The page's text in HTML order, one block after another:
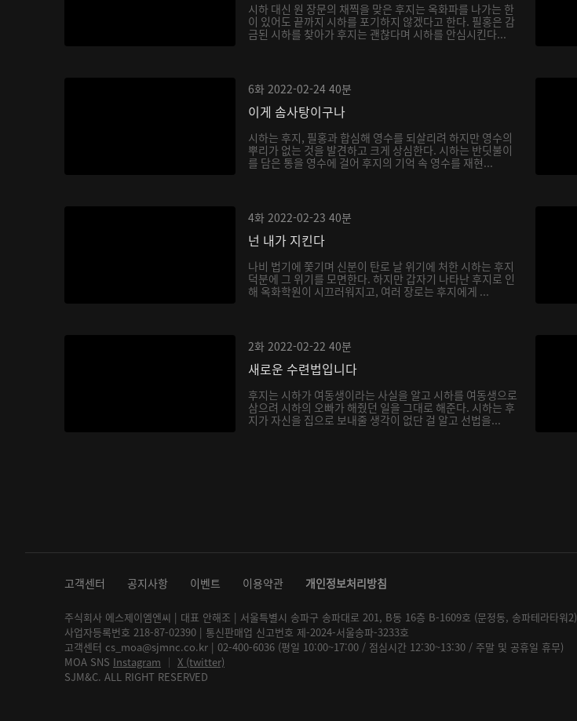
시하 대신 원 장문의 채찍을 맞은 후지는 옥화파를 나가는 한
이 있어도 끝까지 시하를 포기하지 않겠다고 한다. 필홍은 감
금된 시하를 찾아가 후지는 괜찮다며 시하를 안심시킨다...
6화 2022-02-24 40분
이게 솜사탕이구나
시하는 후지, 필홍과 합심해 영수를 되살리려 하지만 영수의
뿌리가 없는 것을 발견하고 크게 상심한다. 시하는 반딧불이
를 담은 통을 영수에 걸어 후지의 기억 속 영수를 재현...
4화 2022-02-23 40분
넌 내가 지킨다
나비 법기에 쫓기며 신분이 탄로 날 위기에 처한 시하는 후지
덕분에 그 위기를 모면한다. 하지만 갑자기 나타난 후지로 인
해 옥화학원이 시끄러워지고, 여러 장로는 후지에게 ...
2화 2022-02-22 40분
새로운 수련법입니다
후지는 시하가 여동생이라는 사실을 알고 시하를 여동생으로
삼으려 시하의 오빠가 해줬던 일을 그대로 해준다. 시하는 후
지가 자신을 집으로 보내줄 생각이 없단 걸 알고 선법을...
고객센터 공지사항 이벤트 이용약관 개인정보처리방침
주식회사 에스제이엠엔씨 | 대표 안해조 | 서울특별시 송파구 송파대로 201, B동 16층 B-1609호 (문정동, 송파테라타워2)
사업자등록번호 218-87-02390 | 통신판매업 신고번호 제-2024-서울송파-3233호
고객센터 cs_moa@sjmnc.co.kr | 02-400-6036 (평일 10:00~17:00 / 점심시간 12:30~13:30 / 주말 및 공휴일 휴무)
MOA SNS Instagram │ X (twitter)
SJM&C. ALL RIGHT RESERVED